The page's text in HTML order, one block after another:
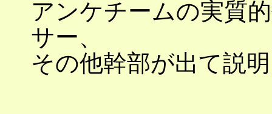
アンケチームの実質
サー、
その他幹部が出て説